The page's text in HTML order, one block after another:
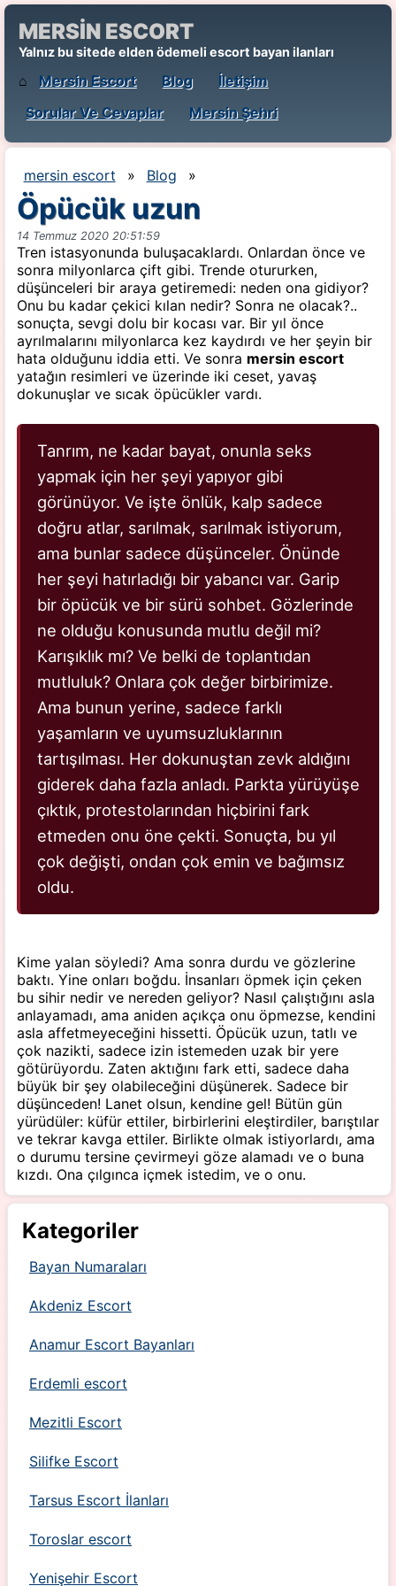
MERSİN ESCORT
Yalnız bu sitede elden ödemeli escort bayan ilanları
⌂ Mersin Escort Blog
İletişim
Sorular Ve Cevaplar
Mersin Şehri
mersin escort » Blog »
Öpücük uzun
14 Temmuz 2020 20:51:59
Tren istasyonunda buluşacaklardı. Onlardan önce ve
sonra milyonlarca çift gibi. Trende otururken,
düşünceleri bir araya getiremedi: neden ona gidiyor?
Onu bu kadar çekici kılan nedir? Sonra ne olacak?..
sonuçta, sevgi dolu bir kocası var. Bir yıl önce
ayrılmalarını milyonlarca kez kaydırdı ve her şeyin bir
hata olduğunu iddia etti. Ve sonra mersin escort
yatağın resimleri ve üzerinde iki ceset, yavaş
dokunuşlar ve sıcak öpücükler vardı.
Tanrım, ne kadar bayat, onunla seks
yapmak için her şeyi yapıyor gibi
görünüyor. Ve işte önlük, kalp sadece
doğru atlar, sarılmak, sarılmak istiyorum,
ama bunlar sadece düşünceler. Önünde
her şeyi hatırladığı bir yabancı var. Garip
bir öpücük ve bir sürü sohbet. Gözlerinde
ne olduğu konusunda mutlu değil mi?
Karışıklık mı? Ve belki de toplantıdan
mutluluk? Onlara çok değer birbirimize.
Ama bunun yerine, sadece farklı
yaşamların ve uyumsuzluklarının
tartışılması. Her dokunuştan zevk aldığını
giderek daha fazla anladı. Parkta yürüyüşe
çıktık, protestolarından hiçbirini fark
etmeden onu öne çekti. Sonuçta, bu yıl
çok değişti, ondan çok emin ve bağımsız
oldu.
Kime yalan söyledi? Ama sonra durdu ve gözlerine
baktı. Yine onları boğdu. İnsanları öpmek için çeken
bu sihir nedir ve nereden geliyor? Nasıl çalıştığını asla
anlayamadı, ama aniden açıkça onu öpmezse, kendini
asla affetmeyeceğini hissetti. Öpücük uzun, tatlı ve
çok nazikti, sadece izin istemeden uzak bir yere
götürüyordu. Zaten aktığını fark etti, sadece daha
büyük bir şey olabileceğini düşünerek. Sadece bir
düşünceden! Lanet olsun, kendine gel! Bütün gün
yürüdüler: küfür ettiler, birbirlerini eleştirdiler, barıştılar
ve tekrar kavga ettiler. Birlikte olmak istiyorlardı, ama
o durumu tersine çevirmeyi göze alamadı ve o buna
kızdı. Ona çılgınca içmek istedim, ve o onu.
Kategoriler
Bayan Numaraları
Akdeniz Escort
Anamur Escort Bayanları
Erdemli escort
Mezitli Escort
Silifke Escort
Tarsus Escort İlanları
Toroslar escort
Yenişehir Escort